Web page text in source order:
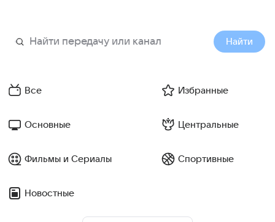
Найти
Все Избранные
Основные Центральные
Фильмы и Сериалы Спортивные
Новостные